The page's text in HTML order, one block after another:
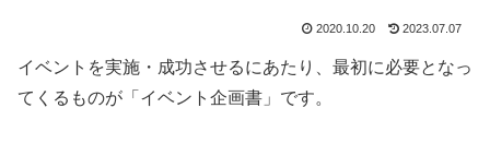
2020.10.20 2023.07.07
イベントを実施・成功させるにあたり、最初に必要となっ
てくるものが「イベント企画書」です。